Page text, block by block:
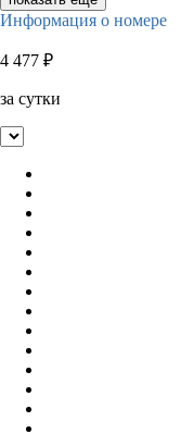
Информация о номере
4 477 ₽
за сутки